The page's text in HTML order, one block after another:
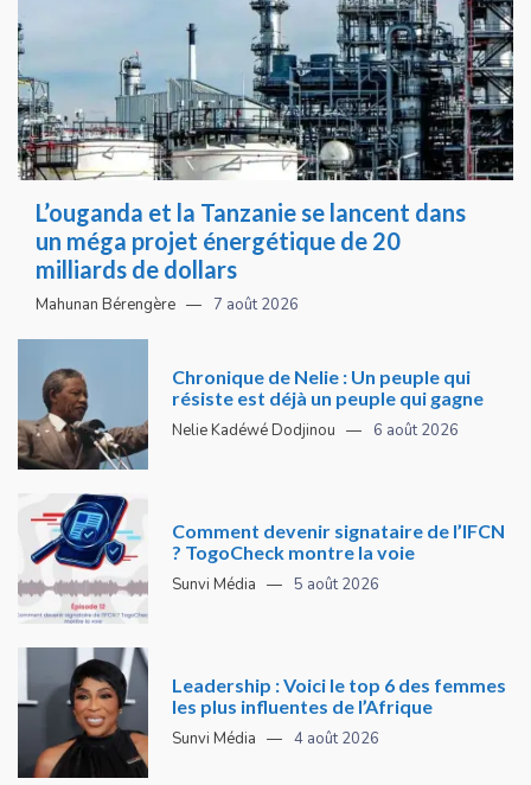
L’ouganda et la Tanzanie se lancent dans
un méga projet énergétique de 20
milliards de dollars
Mahunan Bérengère 7 août 2026
Chronique de Nelie : Un peuple qui
résiste est déjà un peuple qui gagne
Nelie Kadéwé Dodjinou 6 août 2026
Comment devenir signataire de l’IFCN
? TogoCheck montre la voie
Sunvi Média 5 août 2026
Leadership : Voici le top 6 des femmes
les plus influentes de l’Afrique
Sunvi Média 4 août 2026